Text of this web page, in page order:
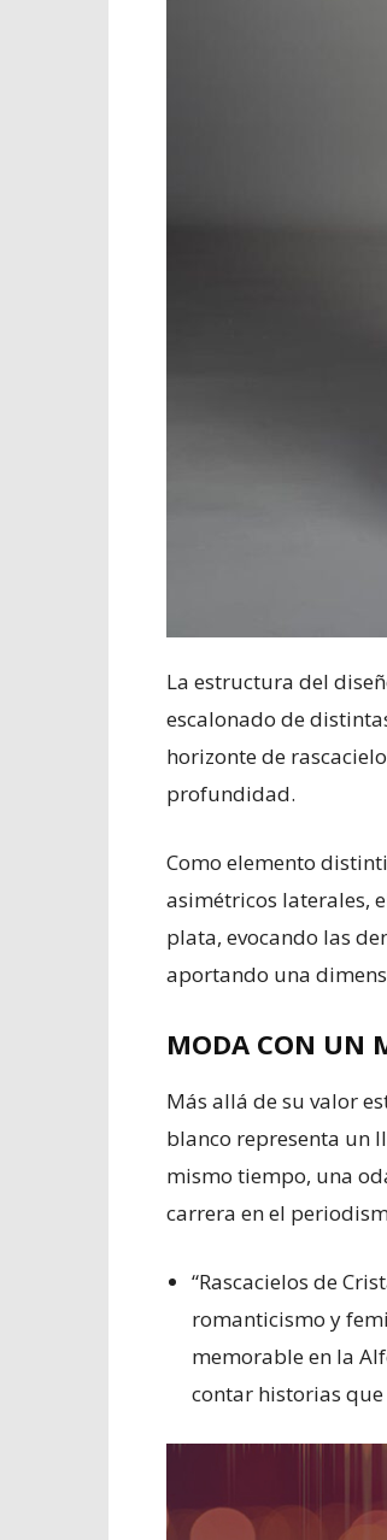
La estructura del
escalonado de
horizonte de
profundidad.
Como elemento
asimétricos laterales,
plata, evocando las
aportando una
MODA CON UN
Más allá de su valor
blanco representa un
mismo tiempo, una
carrera en el
“Rascacielos de
romanticismo y
memorable en la
contar historias